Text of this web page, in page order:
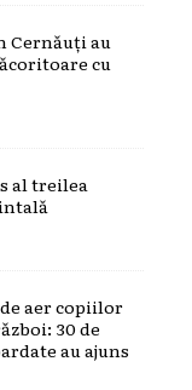
Cernăuți au
cu
al treilea
aer copiilor
30 de
au ajuns